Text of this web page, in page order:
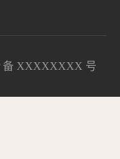
备 XXXXXXXX 号